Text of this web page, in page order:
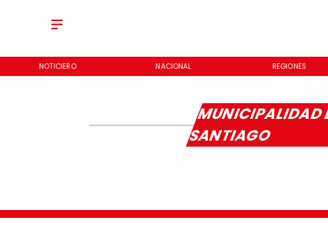
NOTICIERO NACIONAL REGIONES
MUNICIPALIDAD
SANTIAGO